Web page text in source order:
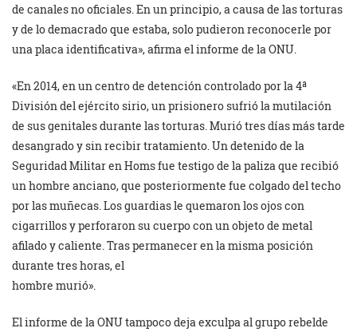
de canales no oficiales. En un principio, a causa de las torturas
y de lo demacrado que estaba, solo pudieron reconocerle por
una placa identificativa», afirma el informe de la ONU.
«En 2014, en un centro de detención controlado por la 4ª
División del ejército sirio, un prisionero sufrió la mutilación
de sus genitales durante las torturas. Murió tres días más tarde
desangrado y sin recibir tratamiento. Un detenido de la
Seguridad Militar en Homs fue testigo de la paliza que recibió
un hombre anciano, que posteriormente fue colgado del techo
por las muñecas. Los guardias le quemaron los ojos con
cigarrillos y perforaron su cuerpo con un objeto de metal
afilado y caliente. Tras permanecer en la misma posición
durante tres horas, el
hombre murió».
El informe de la ONU tampoco deja exculpa al grupo rebelde